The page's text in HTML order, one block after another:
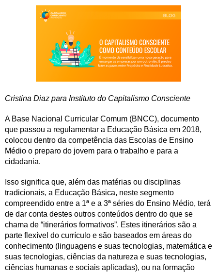
Cristina Diaz para Instituto do Capitalismo Consciente
A Base Nacional Curricular Comum (BNCC), documento
que passou a regulamentar a Educação Básica em 2018,
colocou dentro da competência das Escolas de Ensino
Médio o preparo do jovem para o trabalho e para a
cidadania.
Isso significa que, além das matérias ou disciplinas
tradicionais, a Educação Básica, neste segmento
compreendido entre a 1ª e a 3ª séries do Ensino Médio, terá
de dar conta destes outros conteúdos dentro do que se
chama de “itinerários formativos”. Estes itinerários são a
parte flexível do currículo e são baseados em áreas do
conhecimento (linguagens e suas tecnologias, matemática e
suas tecnologias, ciências da natureza e suas tecnologias,
ciências humanas e sociais aplicadas), ou na formação